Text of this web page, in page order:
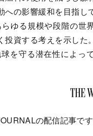
の影響緩和を目指し
ゆる規模や段階の世
資する考えを示した
を守る潜在性によっ
の配信記事です